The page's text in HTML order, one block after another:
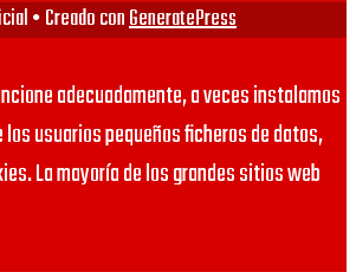
• Creado conGeneratePress
adecuadamente, a veces instalamos
usuarios pequeños ficheros de datos,
La mayoría de los grandes sitios web